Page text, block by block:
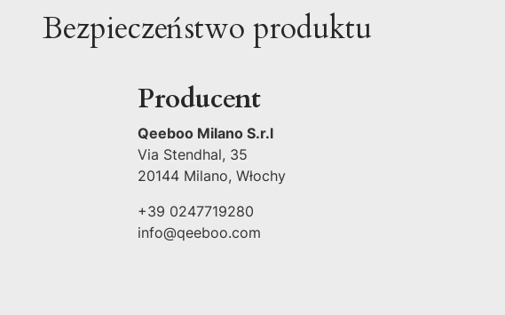
Bezpieczeństwo produktu
Producent
Qeeboo Milano S.r.l
Via Stendhal, 35
20144 Milano, Włochy
+39 0247719280
info@qeeboo.com